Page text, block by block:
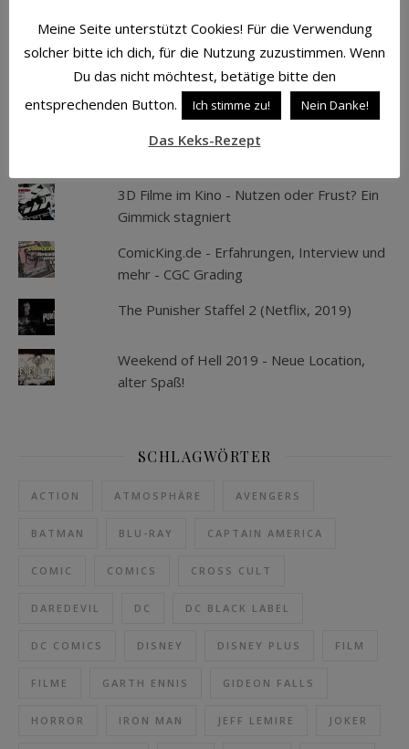
TOP-BEITRÄGE UND TOP-SEITEN
Als die Kelloggs ihr Spielzeug verloren -
3D Filme im Kino - Nutzen oder Frust? Ein
Gimmick stagniert
ComicKing.de - Erfahrungen, Interview und
mehr - CGC Grading
The Punisher Staffel 2 (Netflix, 2019)
Weekend of Hell 2019 - Neue Location,
alter Spaß!
SCHLAGWÖRTER
ACTION ATMOSPHÄRE AVENGERS
BATMAN BLU-RAY CAPTAIN AMERICA
COMIC COMICS CROSS CULT
DAREDEVIL DC DC BLACK LABEL
DC COMICS DISNEY DISNEY PLUS FILM
FILME GARTH ENNIS GIDEON FALLS
HORROR IRON MAN JEFF LEMIRE JOKER
Meine Seite unterstützt Cookies! Für die Verwendung
solcher bitte ich dich, für die Nutzung zuzustimmen. Wenn
Du das nicht möchtest, betätige bitte den
entsprechenden Button.
Ich stimme zu! Nein Danke!
Das Keks-Rezept